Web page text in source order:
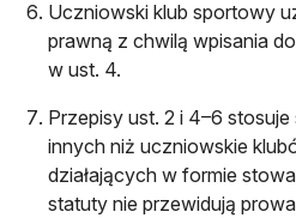
Uczniowski klub sportowy
prawną z chwilą wpisania
w ust. 4.
Przepisy ust. 2 i 4–6
innych niż uczniowskie
działających w formie
statuty nie przewidują